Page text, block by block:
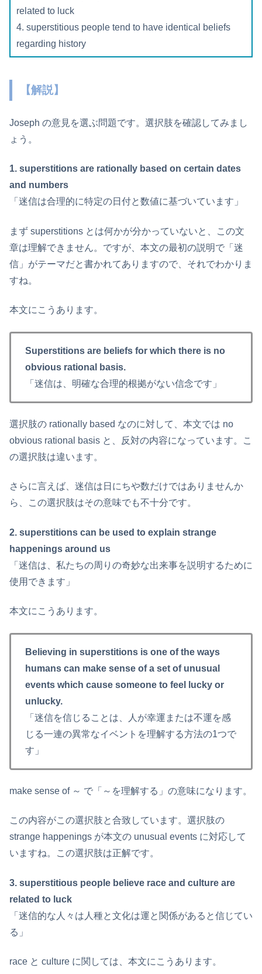
related to luck
4. superstitious people tend to have identical beliefs
regarding history
【解説】
Joseph の意見を選ぶ問題です。選択肢を確認してみまし
ょう。
1. superstitions are rationally based on certain dates
and numbers
「迷信は合理的に特定の日付と数値に基づいています」
まず superstitions とは何かが分かっていないと、この文
章は理解できません。ですが、本文の最初の説明で「迷
信」がテーマだと書かれてありますので、それでわかりま
すね。
本文にこうあります。
Superstitions are beliefs for which there is no
obvious rational basis.
「迷信は、明確な合理的根拠がない信念です」
選択肢の rationally based なのに対して、本文では no
obvious rational basis と、反対の内容になっています。こ
の選択肢は違います。
さらに言えば、迷信は日にちや数だけではありませんか
ら、この選択肢はその意味でも不十分です。
2. superstitions can be used to explain strange
happenings around us
「迷信は、私たちの周りの奇妙な出来事を説明するために
使用できます」
本文にこうあります。
Believing in superstitions is one of the ways
humans can make sense of a set of unusual
events which cause someone to feel lucky or
unlucky.
「迷信を信じることは、人が幸運または不運を感
じる一連の異常なイベントを理解する方法の1つで
す」
make sense of ～ で「～を理解する」の意味になります。
この内容がこの選択肢と合致しています。選択肢の
strange happenings が本文の unusual events に対応して
いますね。この選択肢は正解です。
3. superstitious people believe race and culture are
related to luck
「迷信的な人々は人種と文化は運と関係があると信じてい
る」
race と culture に関しては、本文にこうあります。